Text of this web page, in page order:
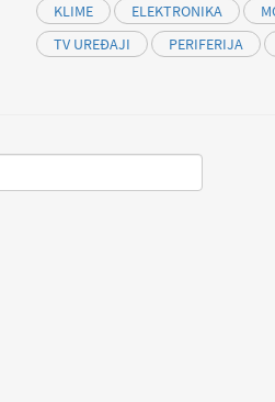
KLIME
ELEKTRONIKA
TV UREĐAJI
PERIFERIJA